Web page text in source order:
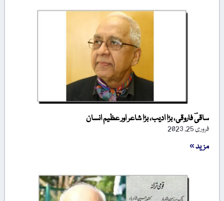
ساقیؔ فاروقی، بڑا ادیب، بڑا شاعر اور عظیم انسان
فروری 25, 2023
مزید »